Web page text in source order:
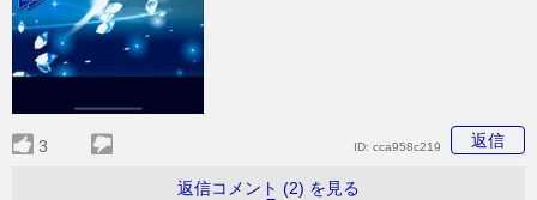
3 返信
ID: cca958c219
返信コメント (2) を見る